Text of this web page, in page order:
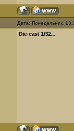
Дата: Понедельник,
Die-cast 1/32...